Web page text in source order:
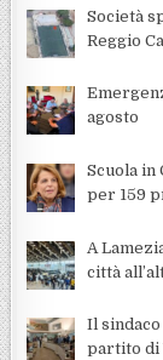
Società
Reggio
agosto
Scuola in
per 159
A
città
Il
partito di